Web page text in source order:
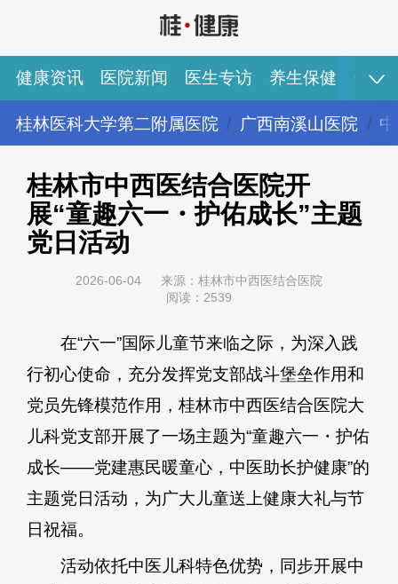
健康资讯 医院新闻 医生专访 养生保健 健康
桂林医科大学第二附属医院 广西南溪山医院
健康资讯 医院新闻 医生专访 养生保健 健康视频
专家推荐 图说健康
桂林市中西医结合医院开
展“童趣六一・护佑成长”主题
党日活动
2026-06-04
来源：桂林市中西医结合医院
阅读：2539
在“六一”国际儿童节来临之际，为深入践
行初心使命，充分发挥党支部战斗堡垒作用和
党员先锋模范作用，桂林市中西医结合医院大
儿科党支部开展了一场主题为“童趣六一・护佑
成长——党建惠民暖童心，中医助长护健康”的
主题党日活动，为广大儿童送上健康大礼与节
日祝福。
活动依托中医儿科特色优势，同步开展中